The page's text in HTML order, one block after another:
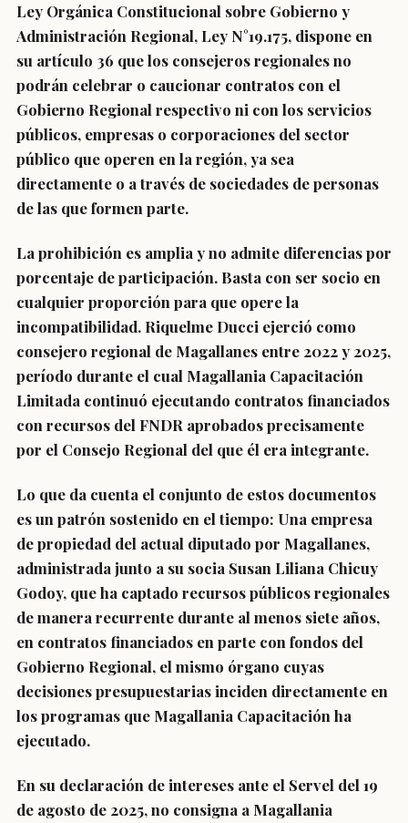
Ley Orgánica Constitucional sobre Gobierno y
Administración Regional, Ley N°19.175, dispone en
su artículo 36 que los consejeros regionales no
podrán celebrar o caucionar contratos con el
Gobierno Regional respectivo ni con los servicios
públicos, empresas o corporaciones del sector
público que operen en la región, ya sea
directamente o a través de sociedades de personas
de las que formen parte.
La prohibición es amplia y no admite diferencias por
porcentaje de participación. Basta con ser socio en
cualquier proporción para que opere la
incompatibilidad. Riquelme Ducci ejerció como
consejero regional de Magallanes entre 2022 y 2025,
período durante el cual Magallania Capacitación
Limitada continuó ejecutando contratos financiados
con recursos del FNDR aprobados precisamente
por el Consejo Regional del que él era integrante.
Lo que da cuenta el conjunto de estos documentos
es un patrón sostenido en el tiempo: Una empresa
de propiedad del actual diputado por Magallanes,
administrada junto a su socia Susan Liliana Chicuy
Godoy, que ha captado recursos públicos regionales
de manera recurrente durante al menos siete años,
en contratos financiados en parte con fondos del
Gobierno Regional, el mismo órgano cuyas
decisiones presupuestarias inciden directamente en
los programas que Magallania Capacitación ha
ejecutado.
En su declaración de intereses ante el Servel del 19
de agosto de 2025, no consigna a Magallania